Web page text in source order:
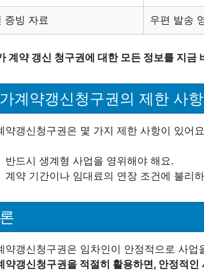
증빙 자료 우편 발송
계약 갱신 청구권에 대한 모든 정보를 지금
계약갱신청구권의 제한 사항
약갱신청구권은 몇 가지 제한 사항이 있어
반드시 생계형 사업을 영위해야 해요.
계약 기간이나 임대료의 연장 조건에 불리
약갱신청구권은 임차인이 안정적으로 사
약갱신청구권을 적절히 활용하면, 안정적인